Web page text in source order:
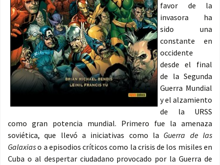
favor de la
invasora ha
sido una
constante en
occidente
desde el final
de la Segunda
Guerra Mundial
y el alzamiento
de la URSS
como gran potencia mundial. Primero fue la amenaza
soviética, que llevó a iniciativas como la Guerra de las
Galaxiaso a episodios críticos como la crisis de los misiles en
Cuba o al despertar ciudadano provocado por la Guerra de